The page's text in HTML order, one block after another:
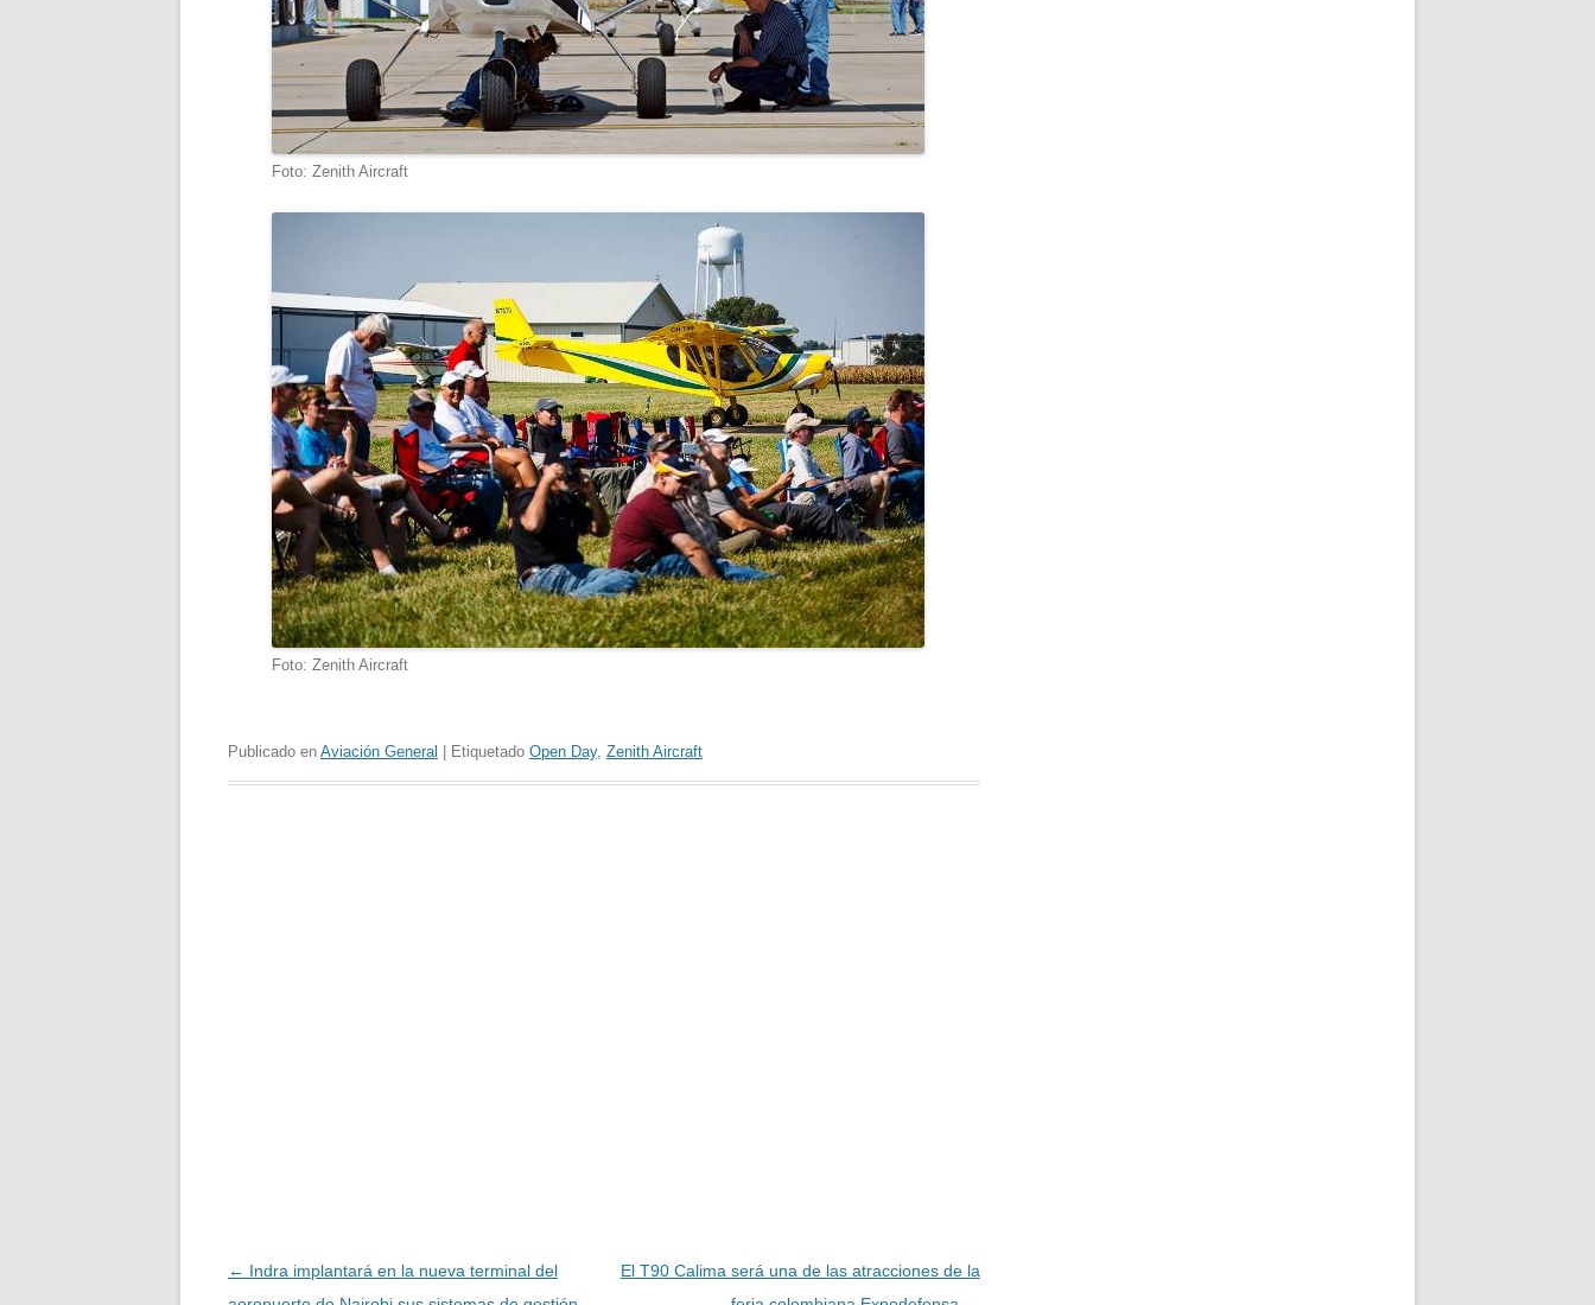
Foto: Zenith Aircraft
Foto: Zenith Aircraft
Publicado en Aviación General | Etiquetado Open Day, Zenith Aircraft
Navegación
← Indra implantará en la nueva terminal del
El T90 Calima será una de las atracciones de la